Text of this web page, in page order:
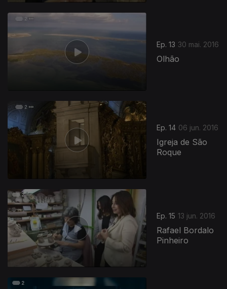
Ep. 13 30 mai. 2016
Olhão
Ep. 14 06 jun. 2016
Igreja de São
Roque
Ep. 15 13 jun. 2016
Rafael Bordalo
Pinheiro